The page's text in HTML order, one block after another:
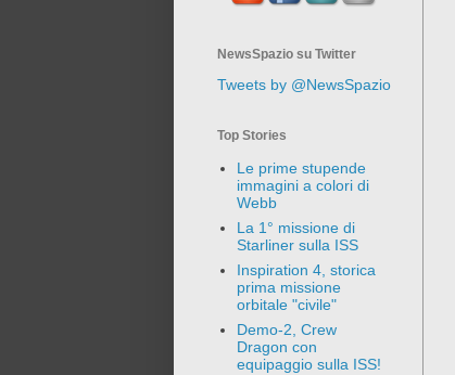
NewsSpazio su Twitter
Tweets by @NewsSpazio
Top Stories
Le prime stupende
immagini a colori di
Webb
La 1° missione di
Starliner sulla ISS
Inspiration 4, storica
prima missione
orbitale "civile"
Demo-2, Crew
Dragon con
equipaggio sulla ISS!